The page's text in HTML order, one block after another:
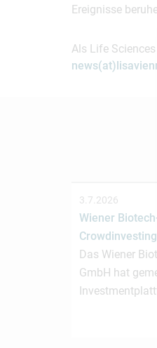
Ereignisse
Als Life
3.7.2026
Wiener
Das Wiener
GmbH hat